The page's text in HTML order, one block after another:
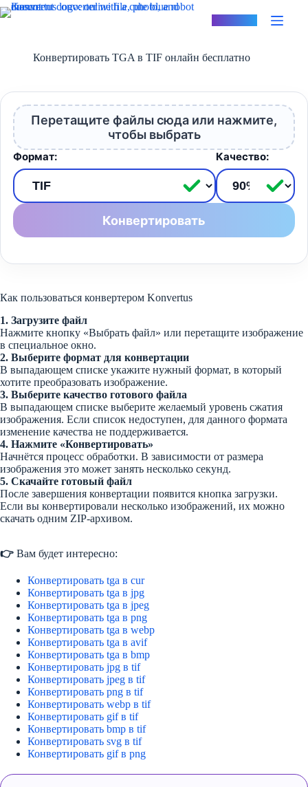
Перейти
к
Конвертировать TGA в TIF онлайн бесплатно
Перетащите файлы сюда или нажмите,
чтобы выбрать
Формат: Качество:
Конвертировать
Как пользоваться конвертером Konvertus
1. Загрузите файл
Нажмите кнопку «Выбрать файл» или перетащите изображение
в специальное окно.
2. Выберите формат для конвертации
В выпадающем списке укажите нужный формат, в который
хотите преобразовать изображение.
3. Выберите качество готового файла
В выпадающем списке выберите желаемый уровень сжатия
изображения. Если список недоступен, для данного формата
изменение качества не поддерживается.
4. Нажмите «Конвертировать»
Начнётся процесс обработки. В зависимости от размера
изображения это может занять несколько секунд.
5. Скачайте готовый файл
После завершения конвертации появится кнопка загрузки.
Если вы конвертировали несколько изображений, их можно
скачать одним ZIP-архивом.
👉 Вам будет интересно:
Конвертировать tga в cur
Конвертировать tga в jpg
Конвертировать tga в jpeg
Конвертировать tga в png
Конвертировать tga в webp
Конвертировать tga в avif
Конвертировать tga в bmp
Конвертировать jpg в tif
Конвертировать jpeg в tif
Конвертировать png в tif
Конвертировать webp в tif
Конвертировать gif в tif
Конвертировать bmp в tif
Конвертировать svg в tif
Конвертировать gif в png